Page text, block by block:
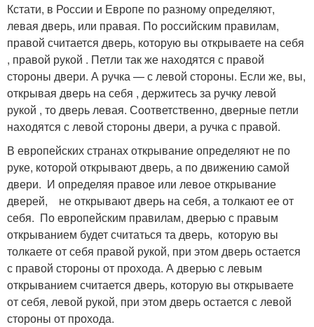
Кстати, в России и Европе по разному определяют,
левая дверь, или правая. По российским правилам,
правой считается дверь, которую вы открываете на себя
, правой рукой . Петли так же находятся с правой
стороны двери. А ручка — с левой стороны. Если же, вы,
открывая дверь на себя , держитесь за ручку левой
рукой , то дверь левая. Соответственно, дверные петли
находятся с левой стороны двери, а ручка с правой.
В европейских странах открывание определяют не по
руке, которой открывают дверь, а по движению самой
двери. И определяя правое или левое открывание
дверей, не открывают дверь на себя, а толкают ее от
себя. По европейским правилам, дверью с правым
открыванием будет считаться та дверь, которую вы
толкаете от себя правой рукой, при этом дверь остается
с правой стороны от прохода. А дверью с левым
открыванием считается дверь, которую вы открываете
от себя, левой рукой, при этом дверь остается с левой
стороны от прохода.